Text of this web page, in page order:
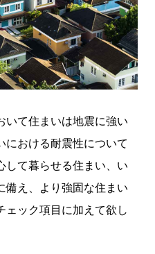
いて住まいは地震に強い
における耐震性について
して暮らせる住まい、い
備え、より強固な住まい
ェック項目に加えて欲し